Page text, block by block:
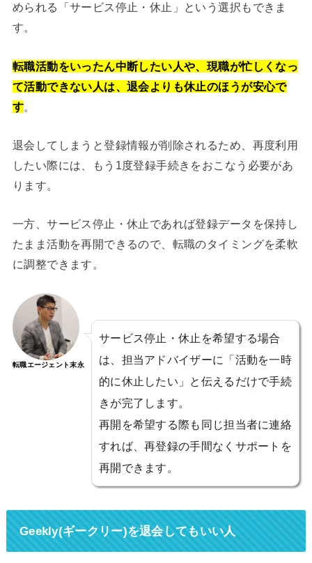
められる「サービス停止・休止」という選択もできま
す。
転職活動をいったん中断したい人や、現職が忙しくなっ
て活動できない人は、退会よりも休止のほうが安心で
す
退会してしまうと登録情報が削除されるため、再度利用
したい際には、もう1度登録手続きをおこなう必要があ
ります。
一方、サービス停止・休止であれば登録データを保持し
たまま活動を再開できるので、転職のタイミングを柔軟
に調整できます。
転職エージェント末永
サービス停止・休止を希望する場合
は、担当アドバイザーに「活動を一時
的に休止したい」と伝えるだけで手続
きが完了します。
再開を希望する際も同じ担当者に連絡
すれば、再登録の手間なくサポートを
再開できます。
Geekly(ギークリー)を退会してもいい人